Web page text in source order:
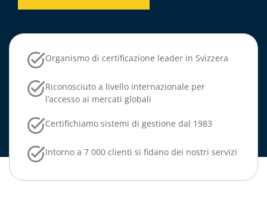
Organismo di certificazione leader in Svizzera
Riconosciuto a livello internazionale per
l’accesso ai mercati globali
Certifichiamo sistemi di gestione dal 1983
Intorno a 7 000 clienti si fidano dei nostri servizi